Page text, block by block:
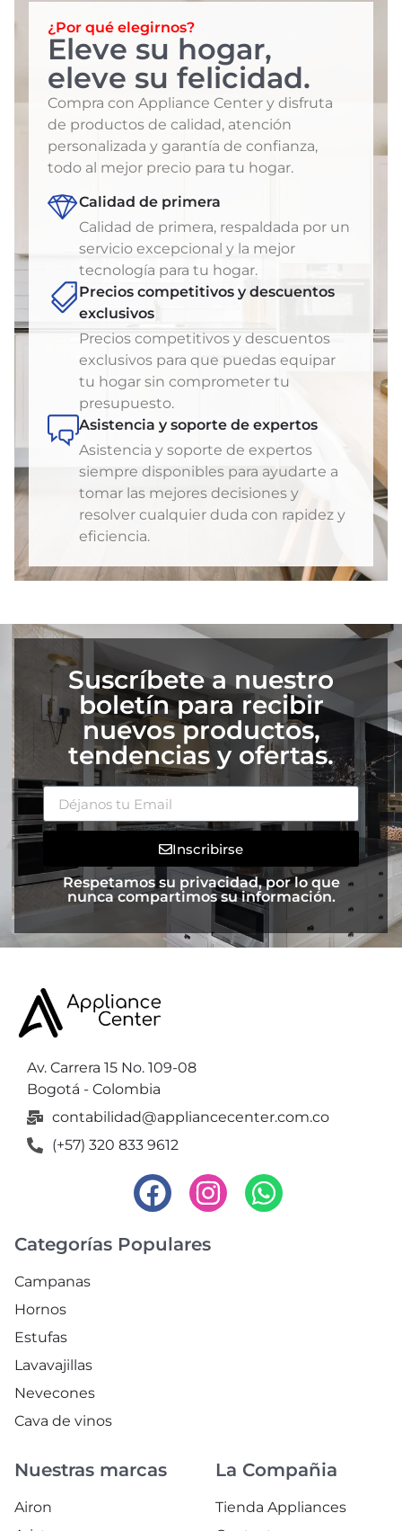
¿Por qué elegirnos?
Eleve su hogar,
eleve su felicidad.
Compra con Appliance Center y disfruta
de productos de calidad, atención
personalizada y garantía de confianza,
todo al mejor precio para tu hogar.
Calidad de primera
Calidad de primera, respaldada por un
servicio excepcional y la mejor
tecnología para tu hogar.
Precios competitivos y descuentos
exclusivos
Precios competitivos y descuentos
exclusivos para que puedas equipar
tu hogar sin comprometer tu
presupuesto.
Asistencia y soporte de expertos
Asistencia y soporte de expertos
siempre disponibles para ayudarte a
tomar las mejores decisiones y
resolver cualquier duda con rapidez y
eficiencia.
Suscríbete a nuestro
boletín para recibir
nuevos productos,
tendencias y ofertas.
Inscribirse
Respetamos su privacidad, por lo que
nunca compartimos su información.
Av. Carrera 15 No. 109-08
Bogotá - Colombia
contabilidad@appliancecenter.com.co
(+57) 320 833 9612
Categorías Populares
Campanas
Hornos
Estufas
Lavavajillas
Nevecones
Cava de vinos
Nuestras marcas
Airon
La Compañia
Tienda Appliances